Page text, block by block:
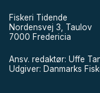
Fiskeri Tidende
Nordensvej 3, Taulov
7000 Fredericia
Ansv. redaktør: Uffe
Udgiver: Danmarks